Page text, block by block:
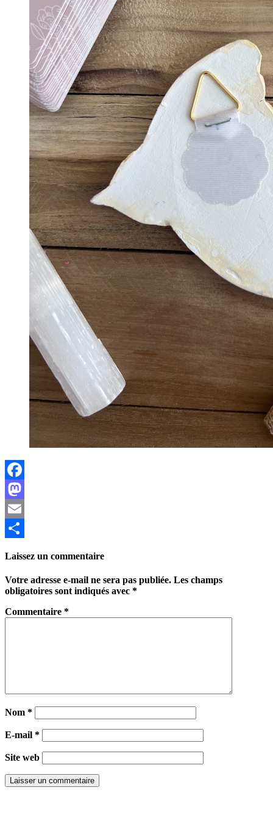
Facebook
Mastodon
Email
Laissez un commentaire
Votre adresse e-mail ne sera pas publiée. Les champs
obligatoires sont indiqués avec *
Commentaire *
Nom *
E-mail *
Site web